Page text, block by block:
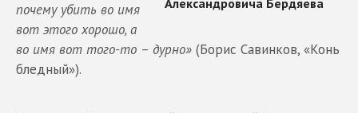
почему убить во имя
вот этого хорошо, а
во имя вот того-то – дурно» (Борис Савинков, «Конь
бледный»).